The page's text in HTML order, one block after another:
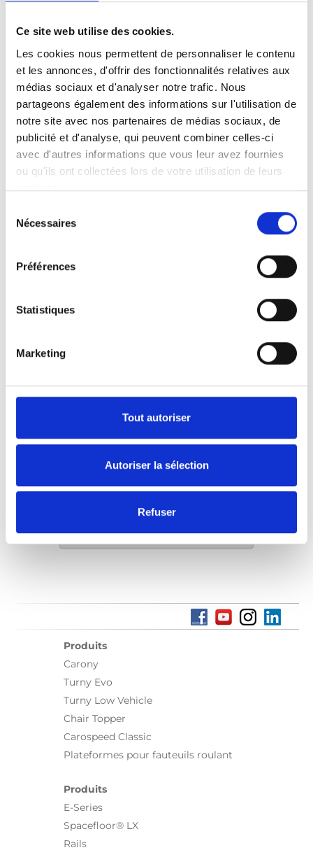
Ce site web utilise des cookies.
Les cookies nous permettent de personnaliser le contenu
et les annonces, d'offrir des fonctionnalités relatives aux
médias sociaux et d'analyser notre trafic. Nous
partageons également des informations sur l'utilisation de
notre site avec nos partenaires de médias sociaux, de
publicité et d'analyse, qui peuvent combiner celles-ci
avec d'autres informations que vous leur avez fournies
ou qu'ils ont collectées lors de votre utilisation de leurs
services.
Nécessaires
Préférences
Statistiques
Marketing
Tout autoriser
Autoriser la sélection
Refuser
fourgonnettes ou des fourgonnettes pleine
Faits en bref Instructions d’utilisation
Levage et pivotement motorisés
Fonctionnement à commande manuelle
Convient aux breaks, monospaces et
mini-bus.
réglées d'après les instructions figurant
universelle
Marquage CE
Prenez contact avec le distributeur le
démonstration.
Trouver un revendeur local
Trouver un revendeur local
Produits
Carony
Turny Evo
Turny Low Vehicle
Chair Topper
Carospeed Classic
Plateformes pour fauteuils roulant
Produits
E-Series
Spacefloor® LX
Rails